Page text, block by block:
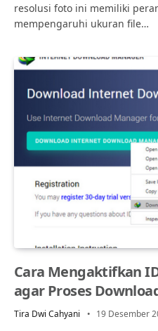
resolusi foto ini memiliki
mempengaruhi ukuran file…
Cara Mengaktifkan
agar Proses
Tira Dwi Cahyani 19 Desember